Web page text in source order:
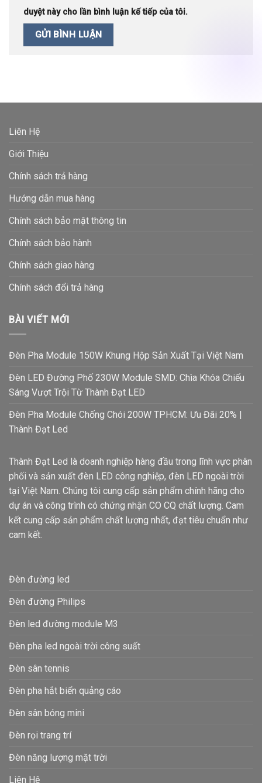
duyệt này cho lần bình luận kế tiếp của tôi.
Liên Hệ
Giới Thiệu
Chính sách trả hàng
Hướng dẫn mua hàng
Chính sách bảo mật thông tin
Chính sách bảo hành
Chính sách giao hàng
Chính sách đổi trả hàng
BÀI VIẾT MỚI
Đèn Pha Module 150W Khung Hộp Sản Xuất Tại Việt Nam
Đèn LED Đường Phố 230W Module SMD: Chìa Khóa Chiếu
Sáng Vượt Trội Từ Thành Đạt LED
Đèn Pha Module Chống Chói 200W TPHCM: Ưu Đãi 20% |
Thành Đạt Led
Thành Đạt Led là doanh nghiệp hàng đầu trong lĩnh vực phân
phối và sản xuất đèn LED công nghiệp, đèn LED ngoài trời
tại Việt Nam. Chúng tôi cung cấp sản phẩm chính hãng cho
dự án và công trình có chứng nhận CO CQ chất lượng. Cam
kết cung cấp sản phẩm chất lượng nhất, đạt tiêu chuẩn như
cam kết.
Đèn đường led
Đèn đường Philips
Đèn led đường module M3
Đèn pha led ngoài trời công suất
Đèn sân tennis
Đèn pha hắt biển quảng cáo
Đèn sân bóng mini
Đèn rọi trang trí
Đèn năng lượng mặt trời
Liên Hệ